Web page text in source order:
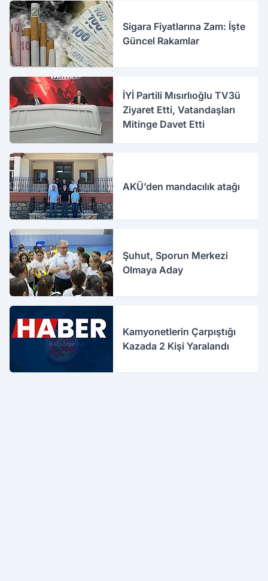
Sigara Fiyatlarına Zam: İşte
Güncel Rakamlar
İYİ Partili Mısırlıoğlu TV3ü
Ziyaret Etti, Vatandaşları
Mitinge Davet Etti
AKÜ’den mandacılık atağı
Şuhut, Sporun Merkezi
Olmaya Aday
Kamyonetlerin Çarpıştığı
Kazada 2 Kişi Yaralandı